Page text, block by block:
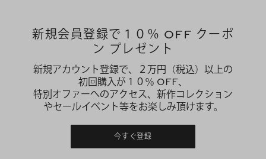
新規会員登録で１０％ OFF クーポ
ン プレゼント
新規アカウント登録で、２万円（税込）以上の
初回購入が１０％ OFF、
特別オファーへのアクセス、新作コレクション
やセールイベント等をお楽しみ頂けます。
今すぐ登録